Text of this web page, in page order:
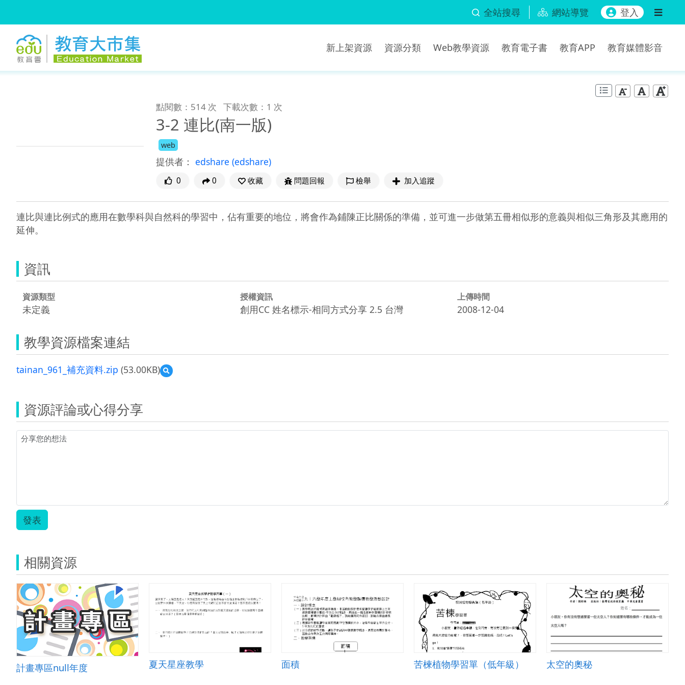
全站搜尋 網站導覽 登入
新上架資源 資源分類 Web教學資源 教育電子書 教育APP 教育媒體影音
點閱數：514 次 下載次數：1 次
3-2 連比(南一版)
web
提供者： edshare (edshare)
0 0 收藏 問題回報 檢舉 加入追蹤
連比與連比例式的應用在數學科與自然科的學習中，佔有重要的地位，將會作為鋪陳正比關係的準備，並可進一步做第五冊相似形的意義與相似三角形及其應用的
延伸。
資訊
資源類型
未定義
授權資訊
創用CC 姓名標示-相同方式分享 2.5 台灣
上傳時間
2008-12-04
教學資源檔案連結
tainan_961_補充資料.zip (53.00KB)
預
覽
料.zip
資源評論或心得分享
發表
相關資源
計畫專區null年度 夏天星座教學 面積 苦楝植物學習單（低年級） 太空的奧秘